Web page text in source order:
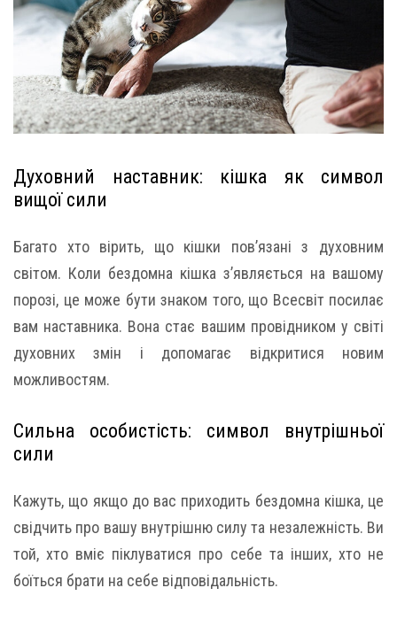
Духовний наставник: кішка як символ
вищої сили
Багато хто вірить, що кішки пов’язані з духовним
світом. Коли бездомна кішка з’являється на вашому
порозі, це може бути знаком того, що Всесвіт посилає
вам наставника. Вона стає вашим провідником у світі
духовних змін і допомагає відкритися новим
можливостям.
Сильна особистість: символ внутрішньої
сили
Кажуть, що якщо до вас приходить бездомна кішка, це
свідчить про вашу внутрішню силу та незалежність. Ви
той, хто вміє піклуватися про себе та інших, хто не
боїться брати на себе відповідальність.